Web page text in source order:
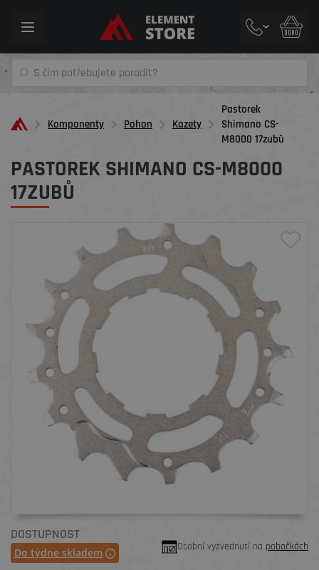
Toggle
Komponenty Pohon Kazety
Pastorek
Shimano CS-
M8000 17zubů
PASTOREK SHIMANO CS-M8000
17ZUBŮ
DOSTUPNOST
Do týdne skladem Osobní vyzvednutí na pobočkách